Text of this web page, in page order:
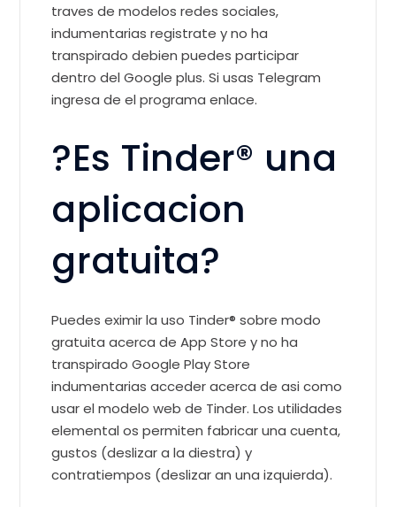
traves de modelos redes sociales,
indumentarias registrate y no ha
transpirado debien puedes participar
dentro del Google plus. Si usas Telegram
ingresa de el programa enlace.
?Es Tinder® una
aplicacion
gratuita?
Puedes eximir la uso Tinder® sobre modo
gratuita acerca de App Store y no ha
transpirado Google Play Store
indumentarias acceder acerca de asi­ como
usar el modelo web de Tinder. Los utilidades
elemental os permiten fabricar una cuenta,
gustos (deslizar a la diestra) y
contratiempos (deslizar an una izquierda).